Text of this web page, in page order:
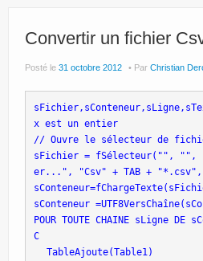
Convertir un fichier
Posté le 31 octobre 2012 Par Christian
x est un entier
// Ouvre le sélecteur de
sFichier = fSélecteur("", "",
er...", "Csv" + TAB +
sConteneur
POUR TOUTE CHAINE sLigne DE
C
TableAjoute(Table1)